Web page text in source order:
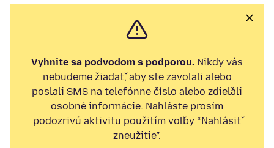
Vyhnite sa podvodom s podporou. Nikdy vás
nebudeme žiadať, aby ste zavolali alebo
poslali SMS na telefónne číslo alebo zdieľali
osobné informácie. Nahláste prosím
podozrivú aktivitu použitím voľby “Nahlásiť
zneužitie”.